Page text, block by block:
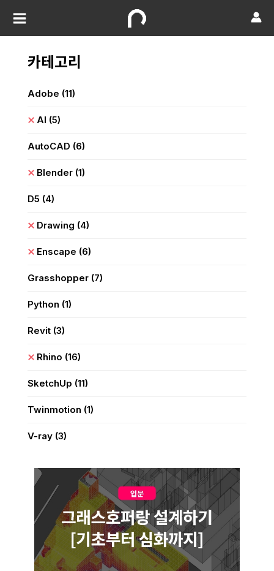
카테고리
Adobe (11)
AI (5)
AutoCAD (6)
Blender (1)
D5 (4)
Drawing (4)
Enscape (6)
Grasshopper (7)
Python (1)
Revit (3)
Rhino (16)
SketchUp (11)
Twinmotion (1)
V-ray (3)